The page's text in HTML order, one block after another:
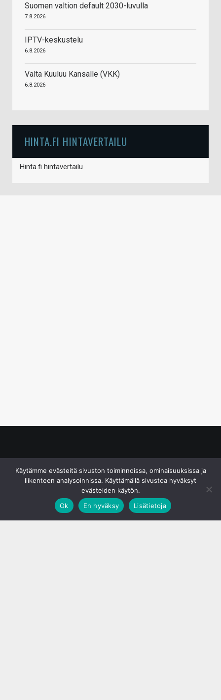
Suomen valtion default 2030-luvulla
7.8.2026
IPTV-keskustelu
6.8.2026
Valta Kuuluu Kansalle (VKK)
6.8.2026
HINTA.FI HINTAVERTAILU
Hinta.fi hintavertailu
Käytämme evästeitä sivuston toiminnoissa, ominaisuuksissa ja
liikenteen analysoinnissa. Käyttämällä sivustoa hyväksyt
evästeiden käytön.
Ok
En hyväksy Lisätietoja